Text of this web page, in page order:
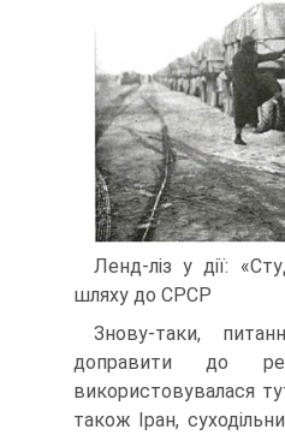
Ленд-ліз у дії:
шляху до СРСР
Знову-таки,
доправити до
використовувалася
також Іран,